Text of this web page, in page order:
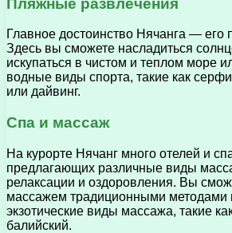
Главное достоинство Нячанга — его
Здесь вы сможете насладиться
искупаться в чистом и теплом море
водные виды спорта, такие как
или дайвинг.
Спа и массаж
На курорте Нячанг много отелей и
предлагающих различные виды
релаксации и оздоровления. Вы
массажем традиционными методами
экзотические виды массажа, такие
балийский.